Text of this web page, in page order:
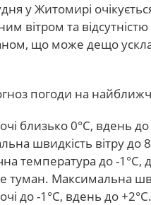
у Житомирі
вітром та
що може дещо
погоди на
близько 0°С, вдень
швидкість вітру до
температура до -1°С,
туман. Максимальна
до -1°С, вдень до